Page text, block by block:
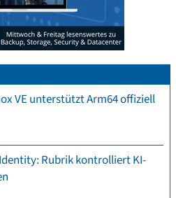
VE unterstützt Arm64 offiziell
Rubrik kontrolliert KI-